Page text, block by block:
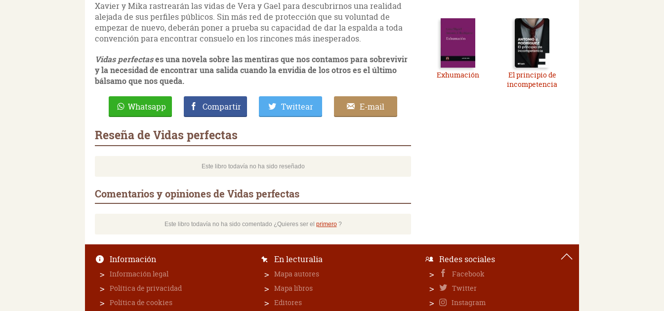
Xavier y Mika rastrearán las vidas de Vera y Gael para descubrirnos una realidad
alejada de sus perfiles públicos. Sin más red de protección que su voluntad de
empezar de nuevo, deberán poner a prueba su capacidad de dar la espalda a toda
convención para encontrar consuelo en los rincones más inesperados.
Vidas perfectases una novela sobre las mentiras que nos contamos para sobrevivir
y la necesidad de encontrar una salida cuando la envidia de los otros es el último
bálsamo que nos queda.
Whatsapp Compartir Twittear E-mail
Reseña de Vidas perfectas
Este libro todavía no ha sido reseñado
Comentarios y opiniones de Vidas perfectas
Este libro todavía no ha sido comentado ¿Quieres ser el primero?
Exhumación
El principio de
incompetencia
Información
Información legal
Política de privacidad
Política de cookies
En lecturalia
Mapa autores
Mapa libros
Editores
Redes sociales
Facebook
Twitter
Instagram